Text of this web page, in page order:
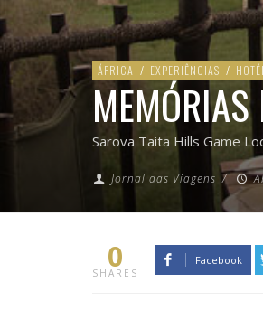
ÁFRICA / EXPERIÊNCIAS /
MEMÓRIAS
Sarova Taita Hills Game
Jornal das Viagens /
0
SHARES
Facebook